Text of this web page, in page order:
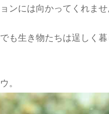
には向かってくれませ
も生き物たちは逞しく
。